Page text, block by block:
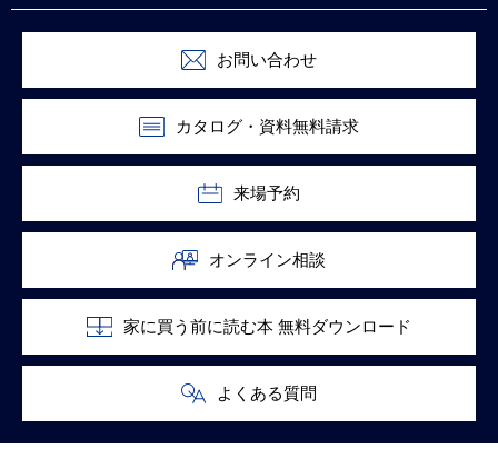
お問い合わせ
カタログ・資料無料請求
来場予約
オンライン相談
家に買う前に読む本 無料ダウンロード
よくある質問